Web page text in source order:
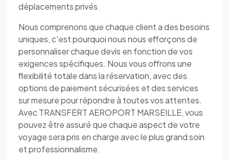
déplacements privés.
Nous comprenons que chaque client a des besoins
uniques, c'est pourquoi nous nous efforçons de
personnaliser chaque devis en fonction de vos
exigences spécifiques. Nous vous offrons une
flexibilité totale dans la réservation, avec des
options de paiement sécurisées et des services
sur mesure pour répondre à toutes vos attentes.
Avec TRANSFERT AEROPORT MARSEILLE, vous
pouvez être assuré que chaque aspect de votre
voyage sera pris en charge avec le plus grand soin
et professionnalisme.